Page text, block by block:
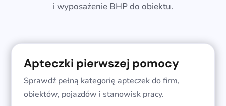
i wyposażenie BHP do obiektu.
Apteczki pierwszej pomocy
Sprawdź pełną kategorię apteczek do firm,
obiektów, pojazdów i stanowisk pracy.